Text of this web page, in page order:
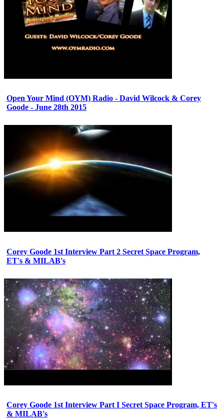
Open Your Mind (OYM) Radio - David Wilcock & Corey
Goode - June 28th 2015
Corey Goode 1st Interview Part 2 Secret Space Program,
ET's & MILAB's
Corey Goode 1st Interview Part I Secret Space Program, ET's
& MILAB's